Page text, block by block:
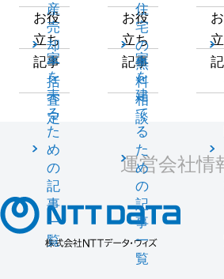
産
売
却
一
括
査
定
お役
立ち
記事
家
を
売
る
た
め
の
記
事
一
覧
住
宅
の
無
料
相
談
お役
立ち
記事
家
を
建
て
る
た
め
の
記
事
一
覧
運営会社情